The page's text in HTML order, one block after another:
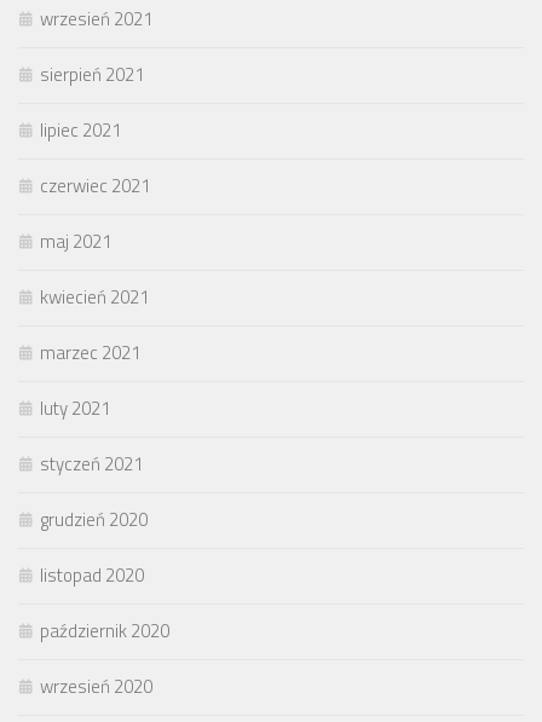
wrzesień 2021
sierpień 2021
lipiec 2021
czerwiec 2021
maj 2021
kwiecień 2021
marzec 2021
luty 2021
styczeń 2021
grudzień 2020
listopad 2020
październik 2020
wrzesień 2020